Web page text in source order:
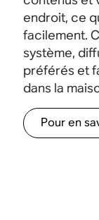
endroit, ce
facilement.
système,
préférés et
dans la
Pour en